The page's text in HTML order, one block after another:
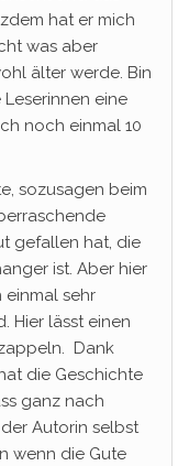
hat er mich
was aber
älter werde. Bin
Leserinnen eine
noch einmal 10
sozusagen beim
gefallen hat, die
ist. Aber hier
einmal sehr
Hier lässt einen
Dank
die Geschichte
ganz nach
Autorin selbst
wenn die Gute